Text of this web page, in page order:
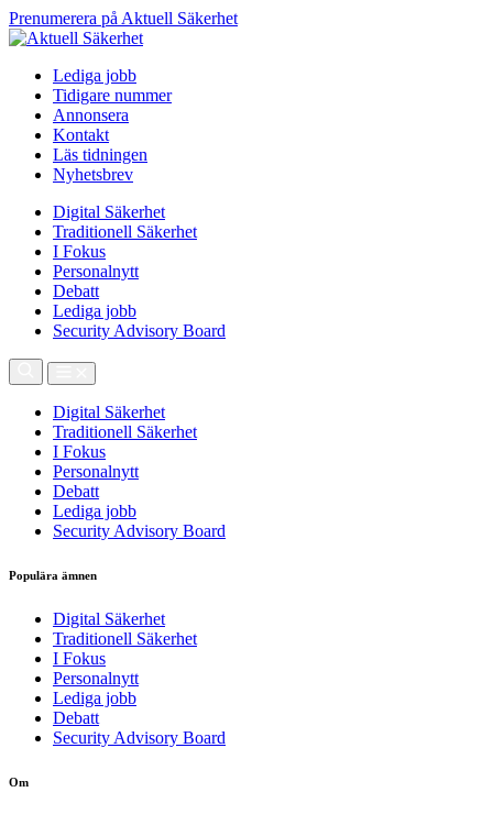
Prenumerera på Aktuell Säkerhet
Lediga jobb
Tidigare nummer
Annonsera
Kontakt
Läs tidningen
Nyhetsbrev
Digital Säkerhet
Traditionell Säkerhet
I Fokus
Personalnytt
Debatt
Lediga jobb
Security Advisory Board
Digital Säkerhet
Traditionell Säkerhet
I Fokus
Personalnytt
Debatt
Lediga jobb
Security Advisory Board
Populära ämnen
Digital Säkerhet
Traditionell Säkerhet
I Fokus
Personalnytt
Lediga jobb
Debatt
Security Advisory Board
Om